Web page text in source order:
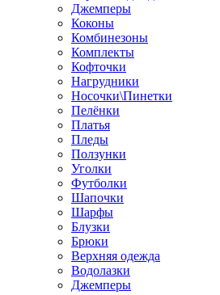
Джемперы
Коконы
Комбинезоны
Комплекты
Кофточки
Нагрудники
Носочки\Пинетки
Пелёнки
Платья
Пледы
Ползунки
Уголки
Футболки
Шапочки
Шарфы
Блузки
Брюки
Верхняя одежда
Водолазки
Джемперы